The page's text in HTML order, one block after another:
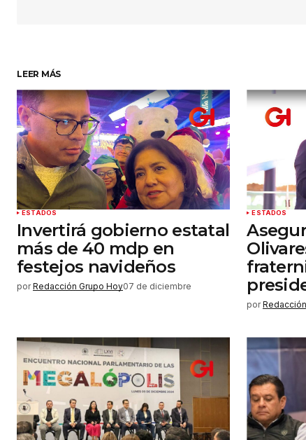
Guardar mi nombre, correo
y sitio web en este navegador
próxima vez que haga un
Enviar comentario
LEER MÁS
ESTADOS
Invertirá gobierno estatal
más de 40 mdp en
festejos navideños
por Redacción Grupo Hoy07 de diciembre
ESTADOS
por